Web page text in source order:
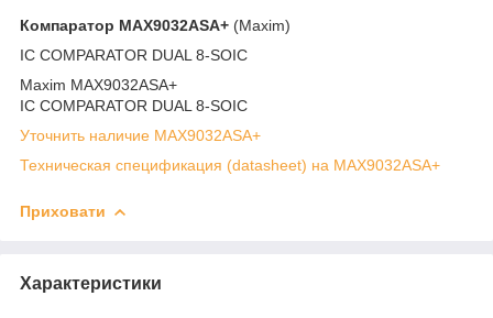
Компаратор MAX9032ASA+ (Maxim)
IC COMPARATOR DUAL 8-SOIC
Maxim MAX9032ASA+
IC COMPARATOR DUAL 8-SOIC
Уточнить наличие MAX9032ASA+
Техническая спецификация (datasheet) на MAX9032ASA+
Приховати
Характеристики